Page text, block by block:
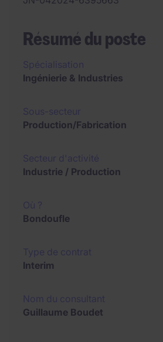
Résumé du poste
Ingénierie & Industries
Production/Fabrication
Industrie / Production
Bondoufle
Interim
Guillaume Boudet